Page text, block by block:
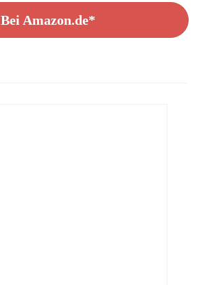
Bei Amazon.de*